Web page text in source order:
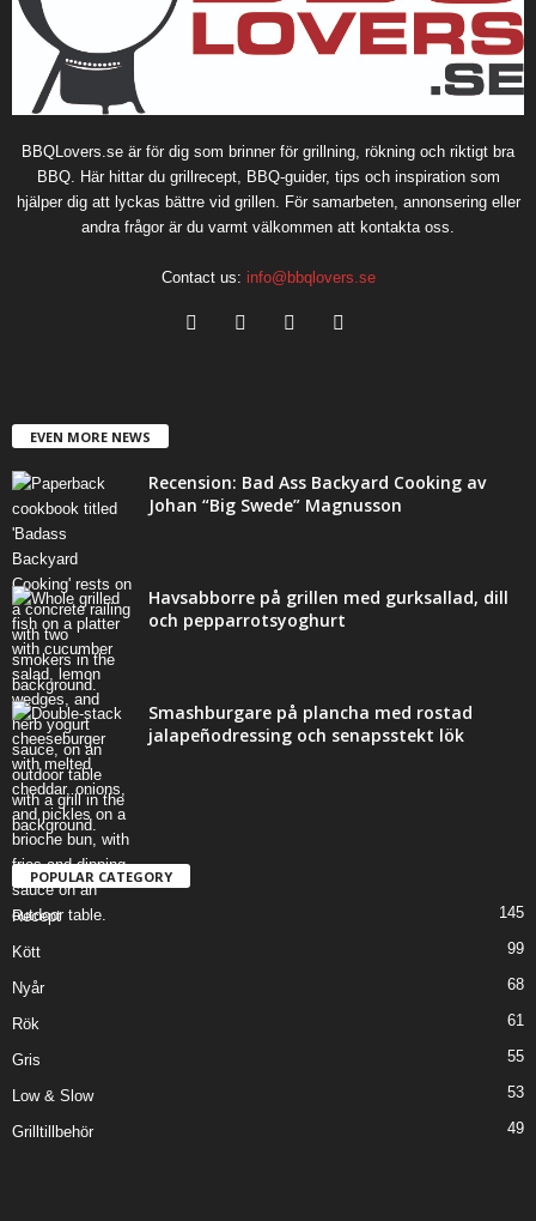
BBQLovers.se är för dig som brinner för grillning, rökning och riktigt bra
BBQ. Här hittar du grillrecept, BBQ-guider, tips och inspiration som
hjälper dig att lyckas bättre vid grillen. För samarbeten, annonsering eller
andra frågor är du varmt välkommen att kontakta oss.
Contact us: info@bbqlovers.se
EVEN MORE NEWS
Recension: Bad Ass Backyard Cooking av
Johan “Big Swede” Magnusson
Havsabborre på grillen med gurksallad, dill
och pepparrotsyoghurt
Smashburgare på plancha med rostad
jalapeñodressing och senapsstekt lök
POPULAR CATEGORY
Recept 145
Kött 99
Nyår 68
Rök 61
Gris 55
Low & Slow 53
Grilltillbehör 49